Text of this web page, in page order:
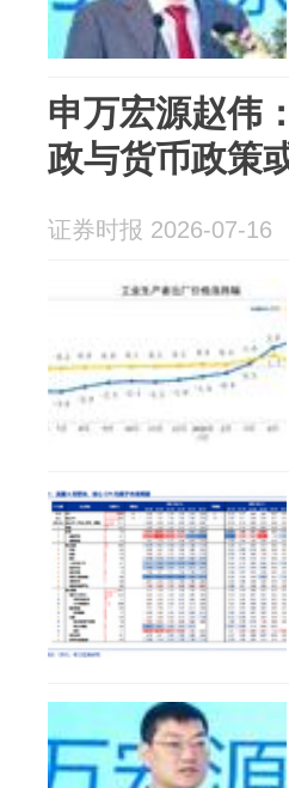
申万宏源赵伟
政与货币政策
证券时报 2026-07-16